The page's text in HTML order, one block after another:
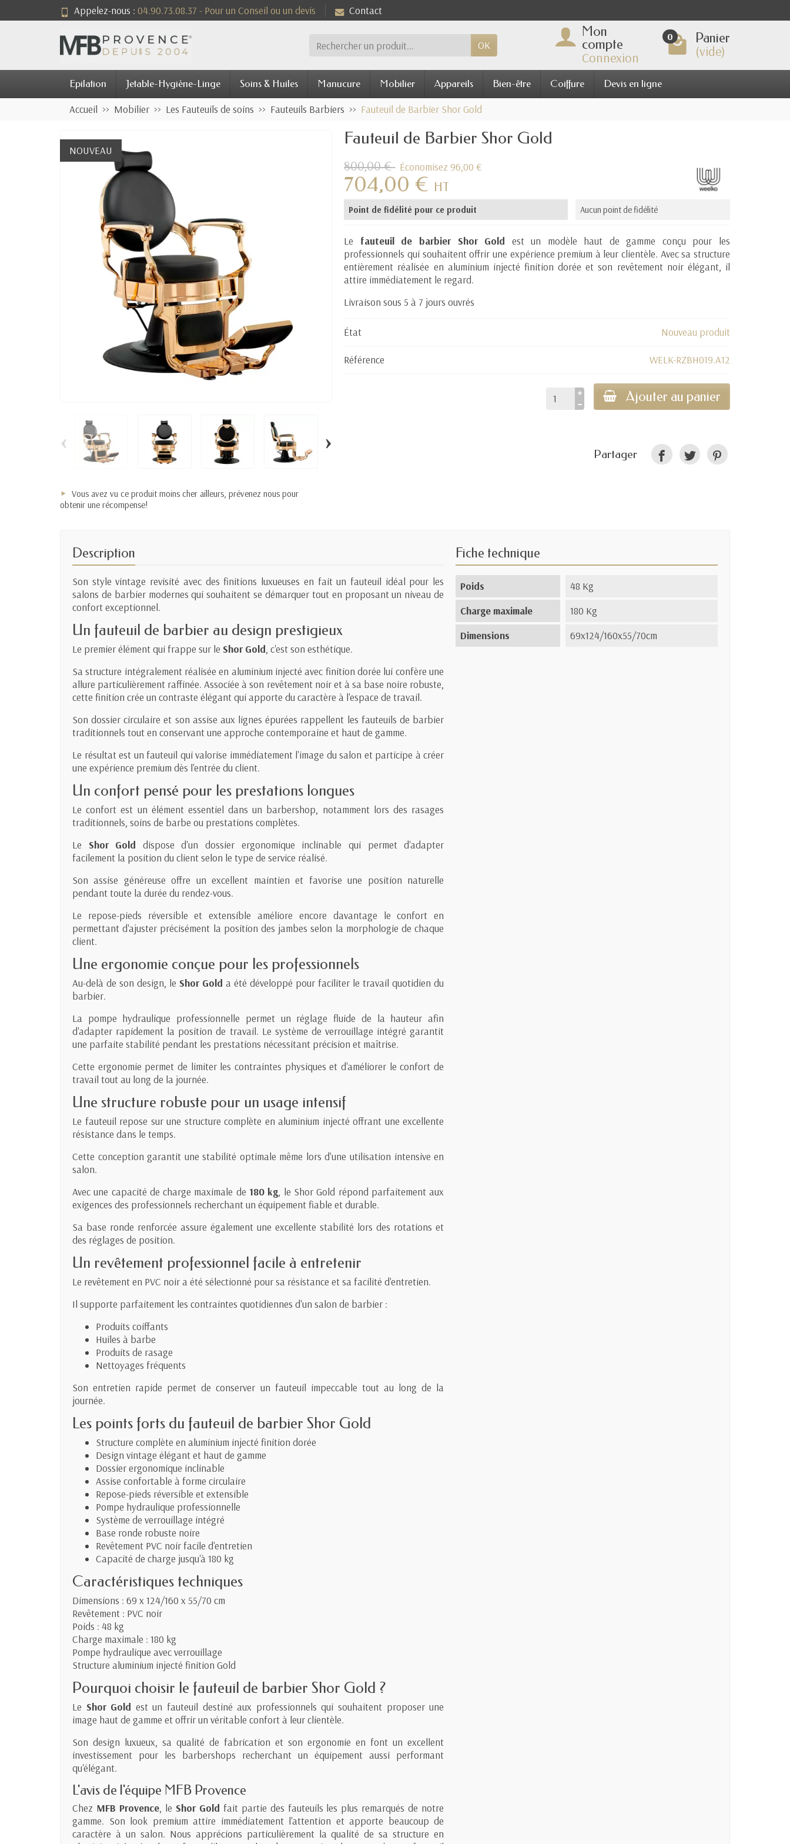
Appelez-nous : 04.90.73.08.37 - Pour un Conseil ou un devis Contact
OK
Mon
compte
Connexion
0 Panier
(vide)
Epilation Jetable-Hygiène-Linge Soins & Huiles Manucure Mobilier Appareils Bien-être Coiffure Devis en ligne
Accueil Mobilier Les Fauteuils de soins Fauteuils Barbiers Fauteuil de Barbier Shor Gold
NOUVEAU
‹ ›
Vous avez vu ce produit moins cher ailleurs, prévenez nous pour
obtenir une récompense!
Fauteuil de Barbier Shor Gold
800,00 € Économisez 96,00 €
704,00 € HT
Point de fidélité pour ce produit Aucun point de fidélité
Le fauteuil de barbier Shor Gold est un modèle haut de gamme conçu pour les
professionnels qui souhaitent offrir une expérience premium à leur clientèle. Avec sa structure
entièrement réalisée en aluminium injecté finition dorée et son revêtement noir élégant, il
attire immédiatement le regard.
Livraison sous 5 à 7 jours ouvrés
État Nouveau produit
Référence WELK-RZBH019.A12
Ajouter au panier
Partager
Description
Son style vintage revisité avec des finitions luxueuses en fait un fauteuil idéal pour les
salons de barbier modernes qui souhaitent se démarquer tout en proposant un niveau de
confort exceptionnel.
Un fauteuil de barbier au design prestigieux
Le premier élément qui frappe sur le Shor Gold , c'est son esthétique.
Sa structure intégralement réalisée en aluminium injecté avec finition dorée lui confère une
allure particulièrement raffinée. Associée à son revêtement noir et à sa base noire robuste,
cette finition crée un contraste élégant qui apporte du caractère à l'espace de travail.
Son dossier circulaire et son assise aux lignes épurées rappellent les fauteuils de barbier
traditionnels tout en conservant une approche contemporaine et haut de gamme.
Le résultat est un fauteuil qui valorise immédiatement l'image du salon et participe à créer
une expérience premium dès l'entrée du client.
Un confort pensé pour les prestations longues
Le confort est un élément essentiel dans un barbershop, notamment lors des rasages
traditionnels, soins de barbe ou prestations complètes.
Le Shor Gold dispose d'un dossier ergonomique inclinable qui permet d'adapter
facilement la position du client selon le type de service réalisé.
Son assise généreuse offre un excellent maintien et favorise une position naturelle
pendant toute la durée du rendez-vous.
Le repose-pieds réversible et extensible améliore encore davantage le confort en
permettant d'ajuster précisément la position des jambes selon la morphologie de chaque
client.
Une ergonomie conçue pour les professionnels
Au-delà de son design, leShor Gold a été développé pour faciliter le travail quotidien du
barbier.
La pompe hydraulique professionnelle permet un réglage fluide de la hauteur afin
d'adapter rapidement la position de travail. Le système de verrouillage intégré garantit
une parfaite stabilité pendant les prestations nécessitant précision et maîtrise.
Cette ergonomie permet de limiter les contraintes physiques et d'améliorer le confort de
travail tout au long de la journée.
Une structure robuste pour un usage intensif
Le fauteuil repose sur une structure complète en aluminium injecté offrant une excellente
résistance dans le temps.
Cette conception garantit une stabilité optimale même lors d'une utilisation intensive en
salon.
Avec une capacité de charge maximale de 180 kg , le Shor Gold répond parfaitement aux
exigences des professionnels recherchant un équipement fiable et durable.
Sa base ronde renforcée assure également une excellente stabilité lors des rotations et
des réglages de position.
Un revêtement professionnel facile à entretenir
Le revêtement en PVC noir a été sélectionné pour sa résistance et sa facilité d'entretien.
Il supporte parfaitement les contraintes quotidiennes d'un salon de barbier :
Produits coiffants
Huiles à barbe
Produits de rasage
Nettoyages fréquents
Son entretien rapide permet de conserver un fauteuil impeccable tout au long de la
journée.
Les points forts du fauteuil de barbier Shor Gold
Structure complète en aluminium injecté finition dorée
Design vintage élégant et haut de gamme
Dossier ergonomique inclinable
Assise confortable à forme circulaire
Repose-pieds réversible et extensible
Pompe hydraulique professionnelle
Système de verrouillage intégré
Base ronde robuste noire
Revêtement PVC noir facile d'entretien
Capacité de charge jusqu'à 180 kg
Caractéristiques techniques
Dimensions : 69 x 124/160 x 55/70 cm
Revêtement : PVC noir
Poids : 48 kg
Charge maximale : 180 kg
Pompe hydraulique avec verrouillage
Structure aluminium injecté finition Gold
Pourquoi choisir le fauteuil de barbier Shor Gold ?
Le Shor Gold est un fauteuil destiné aux professionnels qui souhaitent proposer une
image haut de gamme et offrir un véritable confort à leur clientèle.
Son design luxueux, sa qualité de fabrication et son ergonomie en font un excellent
investissement pour les barbershops recherchant un équipement aussi performant
qu'élégant.
L'avis de l'équipe MFB Provence
Chez MFB Provence, le Shor Gold fait partie des fauteuils les plus remarqués de notre
gamme. Son look premium attire immédiatement l'attention et apporte beaucoup de
caractère à un salon. Nous apprécions particulièrement la qualité de sa structure en
Fiche technique
Poids
48 Kg
Charge maximale
180 Kg
Dimensions
69x124/160x55/70cm